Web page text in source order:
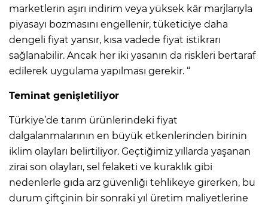
marketlerin aşırı indirim veya yüksek kâr marjlarıyla
piyasayı bozmasını engellenir, tüketiciye daha
dengeli fiyat yansır, kısa vadede fiyat istikrarı
sağlanabilir. Ancak her iki yasanın da riskleri bertaraf
edilerek uygulama yapılması gerekir. “
Teminat genişletiliyor
Türkiye’de tarım ürünlerindeki fiyat
dalgalanmalarının en büyük etkenlerinden birinin
iklim olayları belirtiliyor. Geçtiğimiz yıllarda yaşanan
zirai son olayları, sel felaketi ve kuraklık gibi
nedenlerle gıda arz güvenliği tehlikeye girerken, bu
durum çiftçinin bir sonraki yıl üretim maliyetlerine